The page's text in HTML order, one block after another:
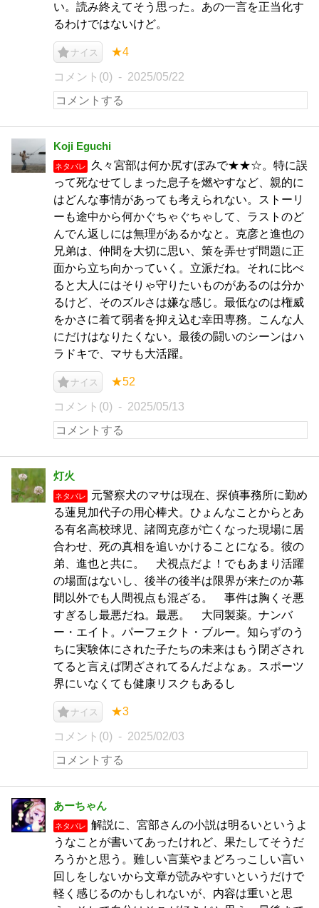
い。読み終えてそう思った。あの一言を正当化す
るわけではないけど。
ナイス ★4
コメント(0) 2025/05/22
Koji Eguchi
ネタバレ
久々宮部は何か尻すぼみで★★☆。特に誤
って死なせてしまった息子を燃やすなど、親的に
はどんな事情があっても考えられない。ストーリ
ーも途中から何かぐちゃぐちゃして、ラストのど
んでん返しには無理があるかなと。克彦と進也の
兄弟は、仲間を大切に思い、策を弄せず問題に正
面から立ち向かっていく。立派だね。それに比べ
ると大人にはそりゃ守りたいものがあるのは分か
るけど、そのズルさは嫌な感じ。最低なのは権威
をかさに着て弱者を抑え込む幸田専務。こんな人
にだけはなりたくない。最後の闘いのシーンはハ
ラドキで、マサも大活躍。
ナイス ★52
コメント(0) 2025/05/13
灯火
ネタバレ
元警察犬のマサは現在、探偵事務所に勤め
る蓮見加代子の用心棒犬。ひょんなことからとあ
る有名高校球児、諸岡克彦が亡くなった現場に居
合わせ、死の真相を追いかけることになる。彼の
弟、進也と共に。 犬視点だよ！でもあまり活躍
の場面はないし、後半の後半は限界が来たのか幕
間以外でも人間視点も混ざる。 事件は胸くそ悪
すぎるし最悪だね。最悪。 大同製薬。ナンバ
ー・エイト。パーフェクト・ブルー。知らずのう
ちに実験体にされた子たちの未来はもう閉ざされ
てると言えば閉ざされてるんだよなぁ。スポーツ
界にいなくても健康リスクもあるし
ナイス ★3
コメント(0) 2025/02/03
あーちゃん
ネタバレ
解説に、宮部さんの小説は明るいというよ
うなことが書いてあったけれど、果たしてそうだ
ろうかと思う。難しい言葉やまどろっこしい言い
回しをしないから文章が読みやすいというだけで
軽く感じるのかもしれないが、内容は重いと思